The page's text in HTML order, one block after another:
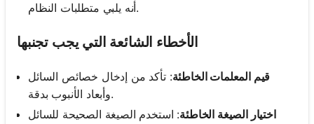
أنه يلبي متطلبات النظام.
الأخطاء الشائعة التي يجب تجنبها
قيم المعلمات الخاطئة: تأكد من إدخال خصائص السائل
وأبعاد الأنبوب بدقة.
اختيار الصيغة الخاطئة: استخدم الصيغة الصحيحة للسائل